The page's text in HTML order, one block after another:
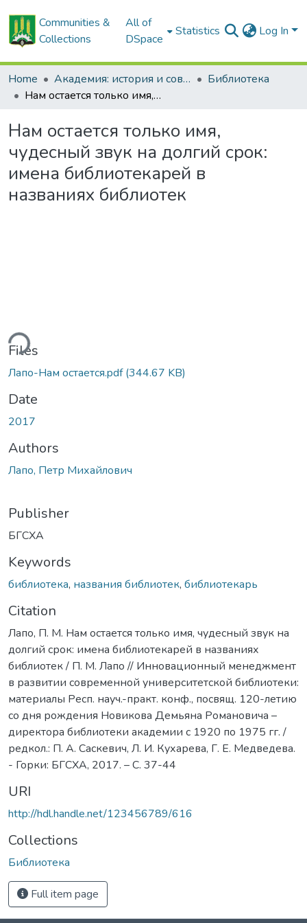
Communities &
Collections
All of
DSpace
Statistics Log In
Home Академия: история и современность
Библиотека
Нам остается только имя, чудесный звук на долгий срок: имена библиотекарей в названиях библиотек
Нам остается только имя,
чудесный звук на долгий срок:
имена библиотекарей в
названиях библиотек
Files
Лапо-Нам остается.pdf(344.67 KB)
Date
2017
Authors
Лапо, Петр Михайлович
Publisher
БГСХА
Keywords
библиотека, названия библиотек, библиотекарь
Citation
Лапо, П. М. Нам остается только имя, чудесный звук на
долгий срок: имена библиотекарей в названиях
библиотек / П. М. Лапо // Инновационный менеджмент
в развитии современной университетской библиотеки:
материалы Респ. науч.-практ. конф., посвящ. 120-летию
со дня рождения Новикова Демьяна Романовича –
директора библиотеки академии с 1920 по 1975 гг. /
редкол.: П. А. Саскевич, Л. И. Кухарева, Г. Е. Медведева.
- Горки: БГСХА, 2017. – С. 37-44
URI
http://hdl.handle.net/123456789/616
Collections
Библиотека
Full item page